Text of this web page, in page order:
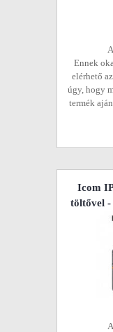
Ennek
elérhető
úgy, hogy
termék
Icom
töltővel -